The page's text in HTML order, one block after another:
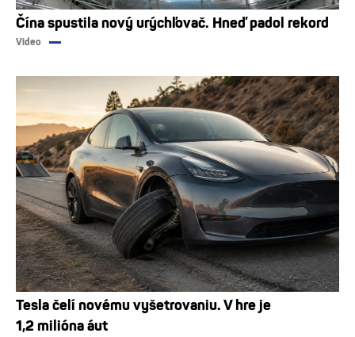
Čína spustila nový urýchľovač. Hneď padol rekord
Video
Tesla čelí novému vyšetrovaniu. V hre je
1,2 milióna áut